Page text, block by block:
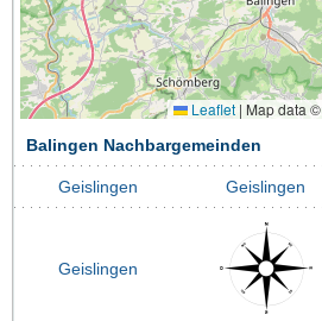
Leaflet | Map data ©
Balingen Nachbargemeinden
Geislingen Geislingen
Geislingen